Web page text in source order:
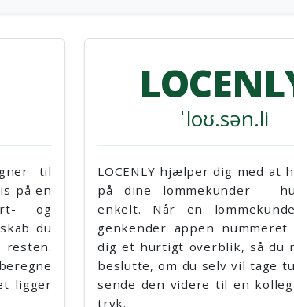
til
på en
og
du
ligger
FARELY bruger Google Maps API til
beregne den optimale rute, afstand
forventet køretid mellem start-
slutadresse. På den baggrund
appen et realistisk prisestimat,
tager højde for de takster, du selv
opsat for hvert taxiselskab.
ˈloʊ.sən.li
LOCENLY hjælper dig med at
på dine lommekunder –
enkelt. Når en
genkender appen
dig et hurtigt overblik, så du
beslutte, om du selv vil tage
sende den videre til en
tryk.